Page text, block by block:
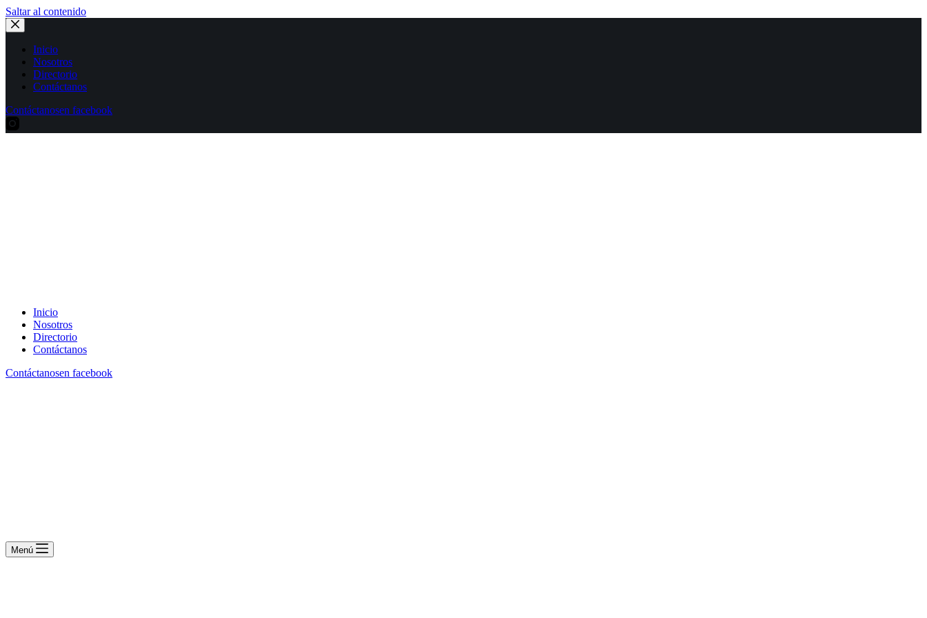
Saltar al contenido
Inicio
Nosotros
Directorio
Contáctanos
Contáctanosen facebook
Inicio
Nosotros
Directorio
Contáctanos
Contáctanosen facebook
Menú